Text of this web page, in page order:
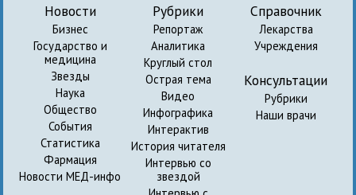
Новости
Бизнес
Государство и
медицина
Звезды
Наука
Общество
События
Статистика
Фармация
Новости МЕД-инфо
Рубрики
Репортаж
Аналитика
Круглый стол
Острая тема
Видео
Инфографика
Интерактив
История читателя
Интервью со
звездой
Справочник
Лекарства
Учреждения
Консультации
Рубрики
Наши врачи